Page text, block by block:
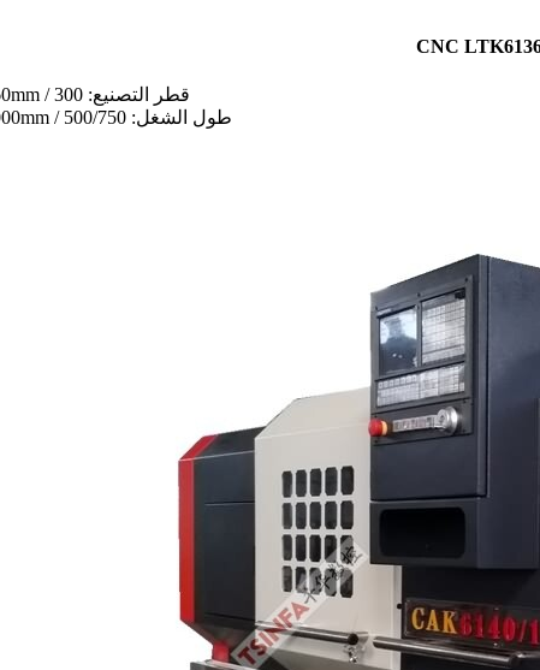
قطر التصنيع: 300 / 360mm
طول الشغل: 500/750 / 1000mm